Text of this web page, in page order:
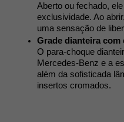
Aberto ou fechado,
exclusividade. Ao
uma sensação de
Grade dianteira com
O para-choque
Mercedes-Benz e a
além da sofisticada
insertos cromados.